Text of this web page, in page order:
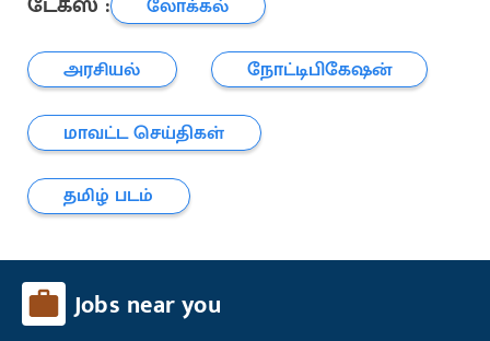
அரசியல்
நோட்டிபிகேஷன்
மாவட்ட செய்திகள்
தமிழ் படம்
Jobs near you